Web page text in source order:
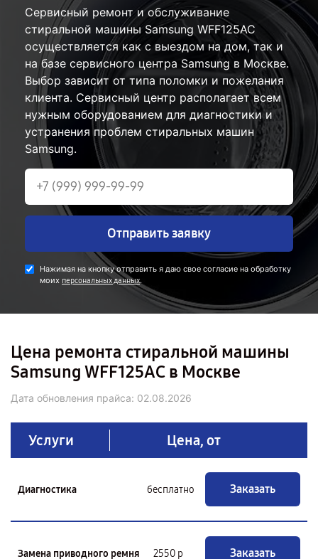
Сервисный ремонт и обслуживание
стиральной машины Samsung WFF125AC
осуществляется как с выездом на дом, так и
на базе сервисного центра Samsung в Москве.
Выбор зависит от типа поломки и пожелания
клиента. Сервисный центр располагает всем
нужным оборудованием для диагностики и
устранения проблем стиральных машин
Samsung.
Отправить заявку
Нажимая на кнопку отправить я даю свое согласие на обработку
моих персональных данных.
Цена ремонта стиральной машины
Samsung WFF125AC в Москве
Дата обновления прайса: 02.08.2026
Услуги Цена, от
Диагностика бесплатно Заказать
Замена приводного ремня 2550 р Заказать